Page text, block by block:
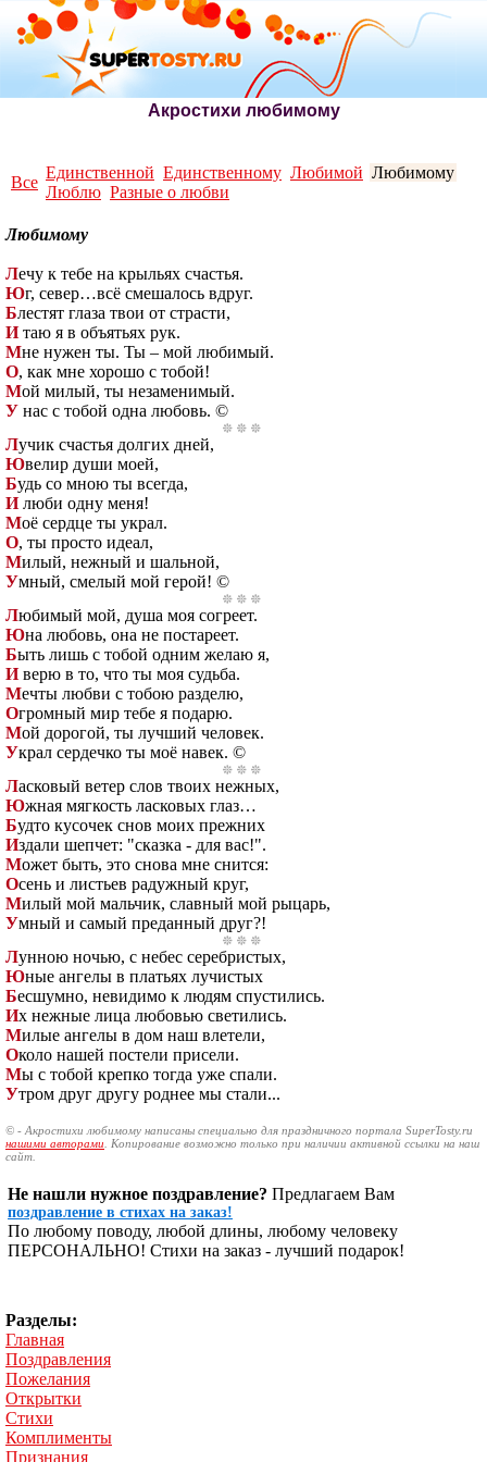
Акростихи любимому
Все
Единственной Единственному Любимой Любимому
Люблю Разные о любви
Любимому
Лечу к тебе на крыльях счастья.
Юг, север…всё смешалось вдруг.
Блестят глаза твои от страсти,
Итаю я в объятьях рук.
Мне нужен ты. Ты – мой любимый.
О, как мне хорошо с тобой!
Мой милый, ты незаменимый.
У нас с тобой одна любовь. ©
Лучик счастья долгих дней,
Ювелир души моей,
Будь со мною ты всегда,
Илюби одну меня!
Моё сердце ты украл.
О, ты просто идеал,
Милый, нежный и шальной,
Умный, смелый мой герой! ©
Любимый мой, душа моя согреет.
Юна любовь, она не постареет.
Быть лишь с тобой одним желаю я,
Иверю в то, что ты моя судьба.
Мечты любви с тобою разделю,
Огромный мир тебе я подарю.
Мой дорогой, ты лучший человек.
Украл сердечко ты моё навек. ©
Ласковый ветер слов твоих нежных,
Южная мягкость ласковых глаз…
Будто кусочек снов моих прежних
Издали шепчет: "сказка - для вас!".
Может быть, это снова мне снится:
Осень и листьев радужный круг,
Милый мой мальчик, славный мой рыцарь,
Умный и самый преданный друг?!
Лунною ночью, с небес серебристых,
Юные ангелы в платьях лучистых
Бесшумно, невидимо к людям спустились.
Их нежные лица любовью светились.
Милые ангелы в дом наш влетели,
Около нашей постели присели.
Мы с тобой крепко тогда уже спали.
Утром друг другу роднее мы стали...
© - Акростихи любимому написаны специально для праздничного портала SuperTosty.ru
нашими авторами . Копирование возможно только при наличии активной ссылки на наш
сайт.
Не нашли нужное поздравление? Предлагаем Вам
поздравление в стихах на заказ!
По любому поводу, любой длины, любому человеку
ПЕРСОНАЛЬНО! Стихи на заказ - лучший подарок!
Разделы:
Главная
Поздравления
Пожелания
Открытки
Стихи
Комплименты
Признания